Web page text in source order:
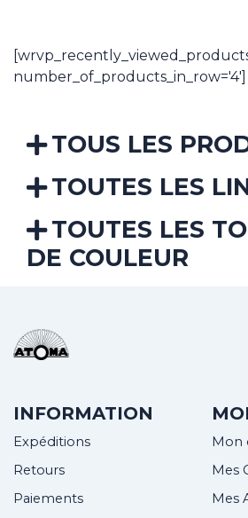
number_of_products_in_row='4']
TOUS LES
TOUTES LES
TOUTES LES
DE COULEUR
INFORMATION
Expéditions
Retours
Paiements
Mon
Mes
Mes